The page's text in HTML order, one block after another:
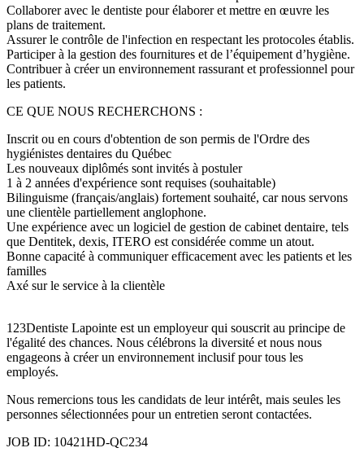
Collaborer avec le dentiste pour élaborer et mettre en œuvre les
plans de traitement.
Assurer le contrôle de l'infection en respectant les protocoles établis.
Participer à la gestion des fournitures et de l’équipement d’hygiène.
Contribuer à créer un environnement rassurant et professionnel pour
les patients.
CE QUE NOUS RECHERCHONS :
Inscrit ou en cours d'obtention de son permis de l'Ordre des
hygiénistes dentaires du Québec
Les nouveaux diplômés sont invités à postuler
1 à 2 années d'expérience sont requises (souhaitable)
Bilinguisme (français/anglais) fortement souhaité, car nous servons
une clientèle partiellement anglophone.
Une expérience avec un logiciel de gestion de cabinet dentaire, tels
que Dentitek, dexis, ITERO est considérée comme un atout.
Bonne capacité à communiquer efficacement avec les patients et les
familles
Axé sur le service à la clientèle
123Dentiste Lapointe est un employeur qui souscrit au principe de
l'égalité des chances. Nous célébrons la diversité et nous nous
engageons à créer un environnement inclusif pour tous les
employés.
Nous remercions tous les candidats de leur intérêt, mais seules les
personnes sélectionnées pour un entretien seront contactées.
JOB ID: 10421HD-QC234